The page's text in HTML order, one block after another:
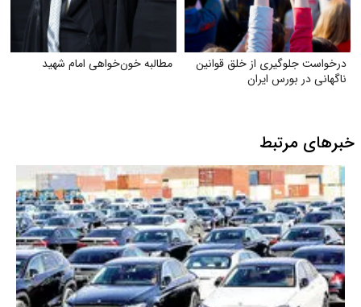
درخواست جلوگیری از خلق قوانین
ناگهانی در بورس ایران
مطالبه خون‌خواهی امام شهید
خبرهای مرتبط